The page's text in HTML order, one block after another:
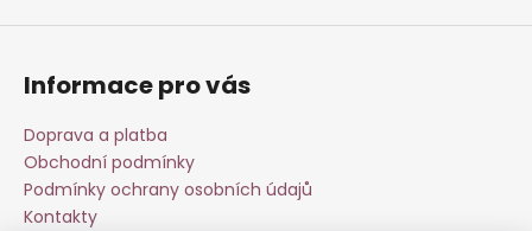
u
Informace pro vás
Doprava a platba
Obchodní podmínky
Podmínky ochrany osobních údajů
Kontakty